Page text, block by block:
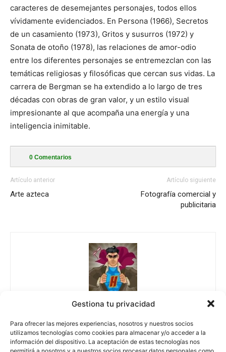
Gestiona tu privacidad
Para ofrecer las mejores experiencias, nosotros y nuestros socios
utilizamos tecnologías como cookies para almacenar y/o acceder a la
información del dispositivo. La aceptación de estas tecnologías nos
permitirá a nosotros y a nuestros socios procesar datos personales como
caracteres de desemejantes personajes, todos ellos
vívidamente evidenciados. En Persona (1966), Secretos
de un casamiento (1973), Gritos y susurros (1972) y
Sonata de otoño (1978), las relaciones de amor-odio
entre los diferentes personajes se entremezclan con las
temáticas religiosas y filosóficas que cercan sus vidas. La
carrera de Bergman se ha extendido a lo largo de tres
décadas con obras de gran valor, y un estilo visual
impresionante al que acompaña una energía y una
inteligencia inimitable.
0 Comentarios
Artículo anterior
Arte azteca
Artículo siguiente
Fotografía comercial y
publicitaria
Escuelapedia